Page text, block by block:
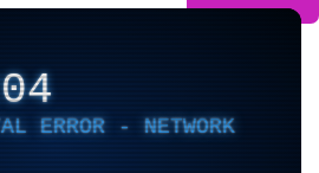
ERROR - NETWORK